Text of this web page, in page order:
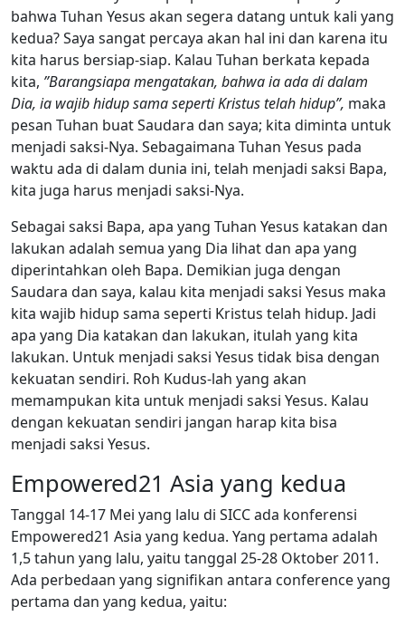
bahwa Tuhan Yesus akan segera datang untuk kali yang
kedua? Saya sangat percaya akan hal ini dan karena itu
kita harus bersiap-siap. Kalau Tuhan berkata kepada
kita, ”Barangsiapa mengatakan, bahwa ia ada di dalam
Dia, ia wajib hidup sama seperti Kristus telah hidup”, maka
pesan Tuhan buat Saudara dan saya; kita diminta untuk
menjadi saksi-Nya. Sebagaimana Tuhan Yesus pada
waktu ada di dalam dunia ini, telah menjadi saksi Bapa,
kita juga harus menjadi saksi-Nya.
Sebagai saksi Bapa, apa yang Tuhan Yesus katakan dan
lakukan adalah semua yang Dia lihat dan apa yang
diperintahkan oleh Bapa. Demikian juga dengan
Saudara dan saya, kalau kita menjadi saksi Yesus maka
kita wajib hidup sama seperti Kristus telah hidup. Jadi
apa yang Dia katakan dan lakukan, itulah yang kita
lakukan. Untuk menjadi saksi Yesus tidak bisa dengan
kekuatan sendiri. Roh Kudus-lah yang akan
memampukan kita untuk menjadi saksi Yesus. Kalau
dengan kekuatan sendiri jangan harap kita bisa
menjadi saksi Yesus.
Empowered21 Asia yang kedua
Tanggal 14-17 Mei yang lalu di SICC ada konferensi
Empowered21 Asia yang kedua. Yang pertama adalah
1,5 tahun yang lalu, yaitu tanggal 25-28 Oktober 2011.
Ada perbedaan yang signifikan antara conference yang
pertama dan yang kedua, yaitu: